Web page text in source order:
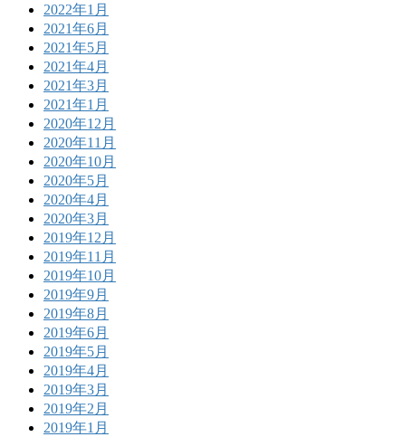
2022年1月
2021年6月
2021年5月
2021年4月
2021年3月
2021年1月
2020年12月
2020年11月
2020年10月
2020年5月
2020年4月
2020年3月
2019年12月
2019年11月
2019年10月
2019年9月
2019年8月
2019年6月
2019年5月
2019年4月
2019年3月
2019年2月
2019年1月